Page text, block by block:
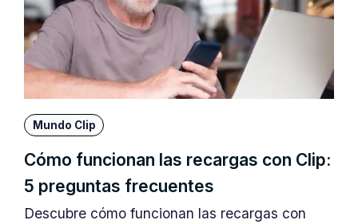
Mundo Clip
Cómo funcionan las recargas con Clip:
5 preguntas frecuentes
Descubre cómo funcionan las recargas con